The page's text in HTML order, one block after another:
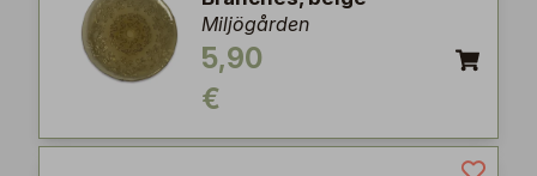
Miljögården
5,90
€